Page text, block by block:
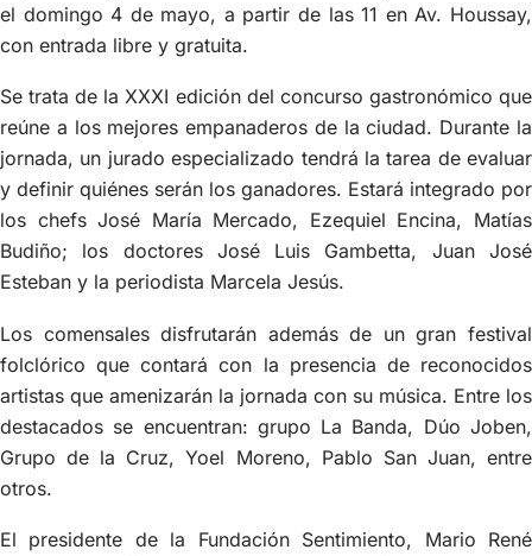
el domingo 4 de mayo, a partir de las 11 en Av. Houssay,
con entrada libre y gratuita.
Se trata de la XXXI edición del concurso gastronómico que
reúne a los mejores empanaderos de la ciudad. Durante la
jornada, un jurado especializado tendrá la tarea de evaluar
y definir quiénes serán los ganadores. Estará integrado por
los chefs José María Mercado, Ezequiel Encina, Matías
Budiño; los doctores José Luis Gambetta, Juan José
Esteban y la periodista Marcela Jesús.
Los comensales disfrutarán además de un gran festival
folclórico que contará con la presencia de reconocidos
artistas que amenizarán la jornada con su música. Entre los
destacados se encuentran: grupo La Banda, Dúo Joben,
Grupo de la Cruz, Yoel Moreno, Pablo San Juan, entre
otros.
El presidente de la Fundación Sentimiento, Mario René